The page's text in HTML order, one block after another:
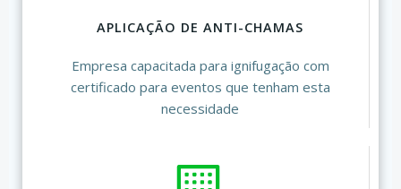
APLICAÇÃO DE ANTI-CHAMAS
Empresa capacitada para ignifugação com
certificado para eventos que tenham esta
necessidade